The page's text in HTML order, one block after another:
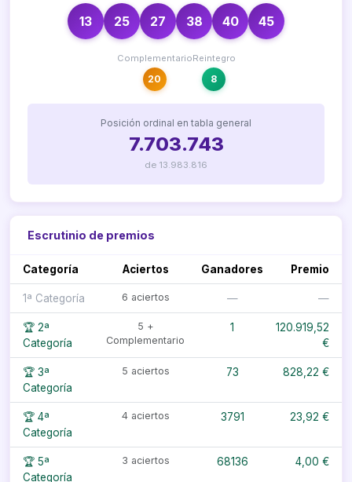
13 25 27 38 40 45
Complementario
20
Reintegro
8
Posición ordinal en tabla general
7.703.743
de 13.983.816
Escrutinio de premios
Categoría Aciertos Ganadores Premio
1ª Categoría 6 aciertos — —
🏆 2ª
Categoría
5 +
Complementario
1
120.919,52
€
🏆 3ª
Categoría
5 aciertos 73 828,22 €
🏆 4ª
Categoría
4 aciertos 3791 23,92 €
🏆 5ª
Categoría
3 aciertos 68136 4,00 €